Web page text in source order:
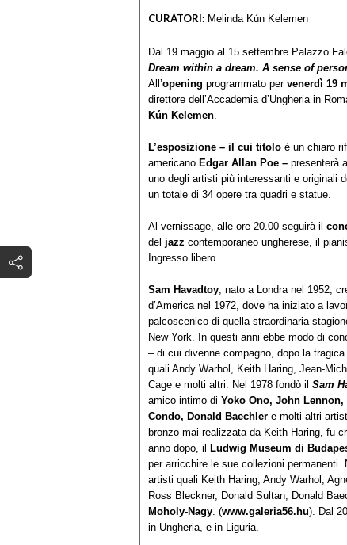
CURATORI: Melinda Kún Kelemen
Dal 19 maggio al 15 settembre Palazzo
Dream within a dream. A sense of
All’opening programmato per venerdì 19
direttore dell’Accademia d’Ungheria in
Kún Kelemen
L’esposizione – il cui titolo è un chiaro
americano Edgar Allan Poe – presenterà
uno degli artisti più interessanti e originali
un totale di 34 opere tra quadri e statue.
Al vernissage, alle ore 20.00 seguirà il
del jazz contemporaneo ungherese, il
Ingresso libero.
Sam Havadtoy , nato a Londra nel 1952,
d’America nel 1972, dove ha iniziato a
palcoscenico di quella straordinaria
New York. In questi anni ebbe modo di
– di cui divenne compagno, dopo la
quali Andy Warhol, Keith Haring, Jean-
Cage e molti altri. Nel 1978 fondò il Sam
amico intimo di Yoko Ono, John Lennon,
Condo, Donald Baechler e molti altri
bronzo mai realizzata da Keith Haring, fu
anno dopo, il Ludwig Museum di
per arricchire le sue collezioni permanenti.
artisti quali Keith Haring, Andy Warhol,
Ross Bleckner, Donald Sultan, Donald
Moholy-Nagy . (www.galeria56.hu). Dal
in Ungheria, e in Liguria.